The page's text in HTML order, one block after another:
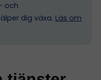
och
dig växa. Läs om